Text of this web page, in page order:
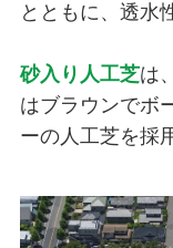
とともに、透水
砂入り人工芝は
はブラウンでボ
ーの人工芝を採